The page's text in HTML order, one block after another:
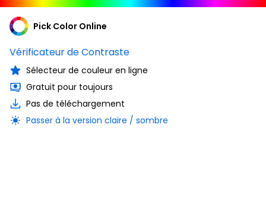
Pick Color Online
Vérificateur de Contraste
Sélecteur de couleur en ligne
Gratuit pour toujours
Pas de téléchargement
Passer à la version claire / sombre